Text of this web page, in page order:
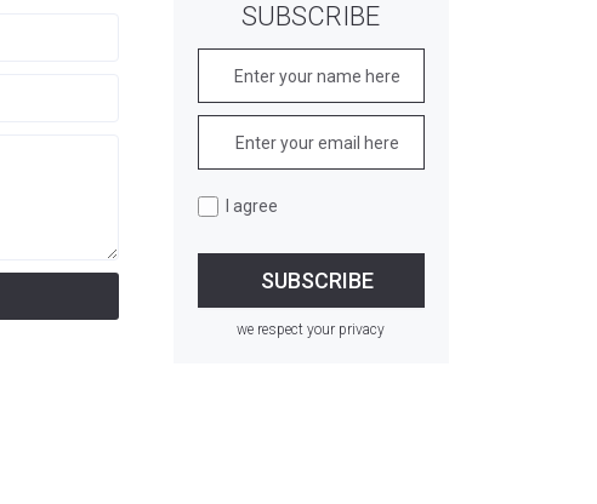
SUBSCRIBE
I agree
we respect your privacy